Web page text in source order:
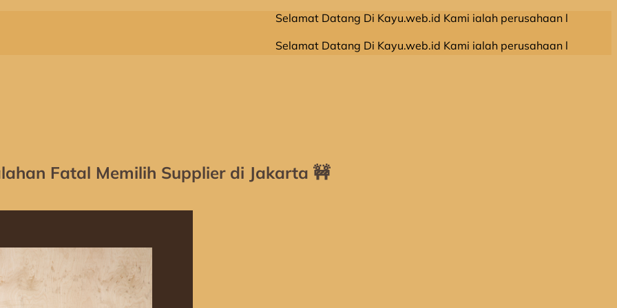
Selamat Datang Di Kayu.web.id Kami ialah perusahaan leveransir kayu
Selamat Datang Di Kayu.web.id Kami ialah perusahaan leveransir kayu
Fatal Memilih Supplier di Jakarta 🚧